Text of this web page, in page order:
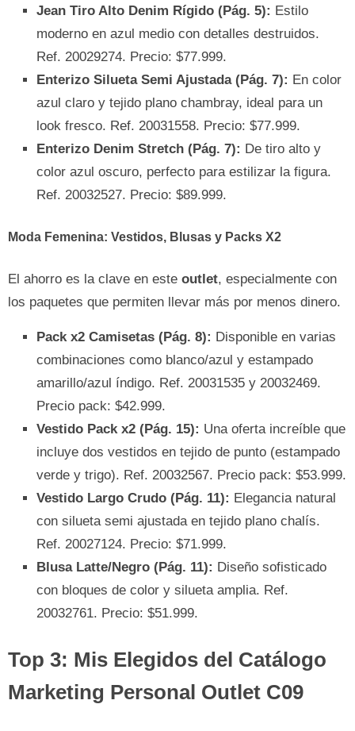
Jean Tiro Alto Denim Rígido (Pág. 5): Estilo
moderno en azul medio con detalles destruidos.
Ref. 20029274. Precio: $77.999.
Enterizo Silueta Semi Ajustada (Pág. 7): En color
azul claro y tejido plano chambray, ideal para un
look fresco. Ref. 20031558. Precio: $77.999.
Enterizo Denim Stretch (Pág. 7): De tiro alto y
color azul oscuro, perfecto para estilizar la figura.
Ref. 20032527. Precio: $89.999.
Moda Femenina: Vestidos, Blusas y Packs X2
El ahorro es la clave en este outlet, especialmente con
los paquetes que permiten llevar más por menos dinero.
Pack x2 Camisetas (Pág. 8): Disponible en varias
combinaciones como blanco/azul y estampado
amarillo/azul índigo. Ref. 20031535 y 20032469.
Precio pack: $42.999.
Vestido Pack x2 (Pág. 15): Una oferta increíble que
incluye dos vestidos en tejido de punto (estampado
verde y trigo). Ref. 20032567. Precio pack: $53.999.
Vestido Largo Crudo (Pág. 11): Elegancia natural
con silueta semi ajustada en tejido plano chalís.
Ref. 20027124. Precio: $71.999.
Blusa Latte/Negro (Pág. 11): Diseño sofisticado
con bloques de color y silueta amplia. Ref.
20032761. Precio: $51.999.
Top 3: Mis Elegidos del Catálogo
Marketing Personal Outlet C09